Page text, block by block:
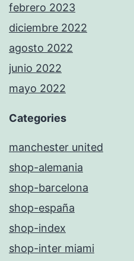
febrero 2023
diciembre 2022
agosto 2022
junio 2022
mayo 2022
Categories
manchester united
shop-alemania
shop-barcelona
shop-españa
shop-index
shop-inter miami